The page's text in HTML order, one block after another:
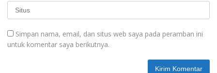
Simpan nama, email, dan situs web saya pada peramban ini
untuk komentar saya berikutnya.